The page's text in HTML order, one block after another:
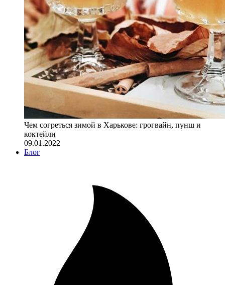
Чем согреться зимой в Харькове: грогвайн, пунш и
коктейли
09.01.2022
Блог